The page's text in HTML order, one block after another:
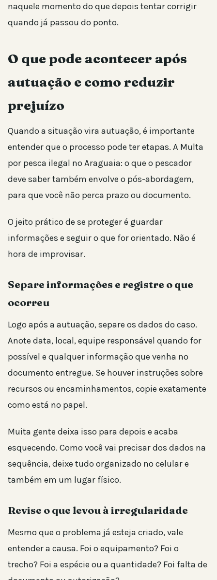
naquele momento do que depois tentar corrigir
quando já passou do ponto.
O que pode acontecer após
autuação e como reduzir
prejuízo
Quando a situação vira autuação, é importante
entender que o processo pode ter etapas. A Multa
por pesca ilegal no Araguaia: o que o pescador
deve saber também envolve o pós-abordagem,
para que você não perca prazo ou documento.
O jeito prático de se proteger é guardar
informações e seguir o que for orientado. Não é
hora de improvisar.
Separe informações e registre o que
ocorreu
Logo após a autuação, separe os dados do caso.
Anote data, local, equipe responsável quando for
possível e qualquer informação que venha no
documento entregue. Se houver instruções sobre
recursos ou encaminhamentos, copie exatamente
como está no papel.
Muita gente deixa isso para depois e acaba
esquecendo. Como você vai precisar dos dados na
sequência, deixe tudo organizado no celular e
também em um lugar físico.
Revise o que levou à irregularidade
Mesmo que o problema já esteja criado, vale
entender a causa. Foi o equipamento? Foi o
trecho? Foi a espécie ou a quantidade? Foi falta de